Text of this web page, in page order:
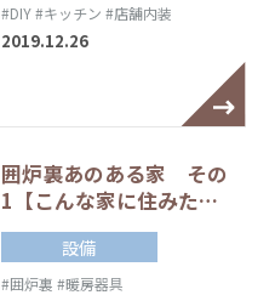
#DIY#キッチン #店舗内装
2019.12.26
囲炉裏あのある家 その
1【こんな家に住みた…
設備
#囲炉裏 #暖房器具